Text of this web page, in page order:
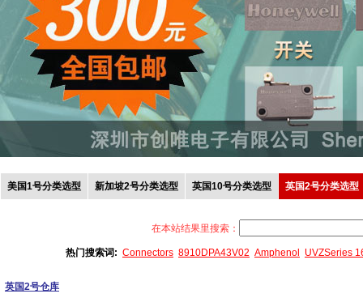
美国1号分类选型 新加坡2号分类选型 英国10号分类选型 英国2号分类选型
在本站结果里搜索：
热门搜索词: Connectors 8910DPA43V02 Amphenol UVZSeries
英国2号仓库